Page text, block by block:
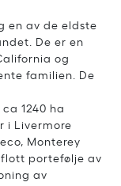
en av de eldste
De er en
og
familien. De
1240 ha
i Livermore
Monterey
portefølje av
av